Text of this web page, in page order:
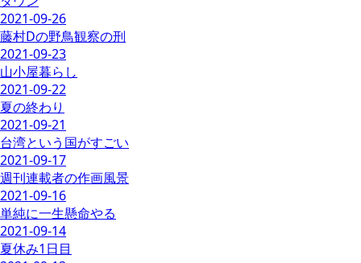
2021-09-26
藤村Dの野鳥観察の刑
2021-09-23
山小屋暮らし
2021-09-22
夏の終わり
2021-09-21
台湾という国がすごい
2021-09-17
週刊連載者の作画風景
2021-09-16
単純に一生懸命やる
2021-09-14
夏休み1日目